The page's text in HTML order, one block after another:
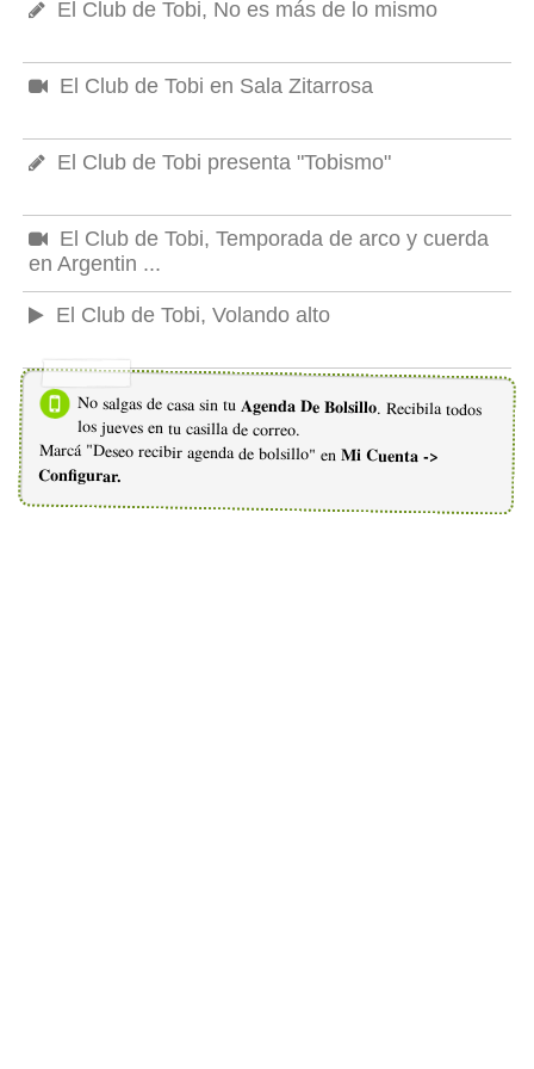
El Club de Tobi, No es más de lo mismo
El Club de Tobi en Sala Zitarrosa
El Club de Tobi presenta "Tobismo"
El Club de Tobi, Temporada de arco y cuerda
en Argentin ...
El Club de Tobi, Volando alto
No salgas de casa sin tu Agenda De Bolsillo. Recibila todos
los jueves en tu casilla de correo.
Marcá "Deseo recibir agenda de bolsillo" en Mi Cuenta ->
Configurar.